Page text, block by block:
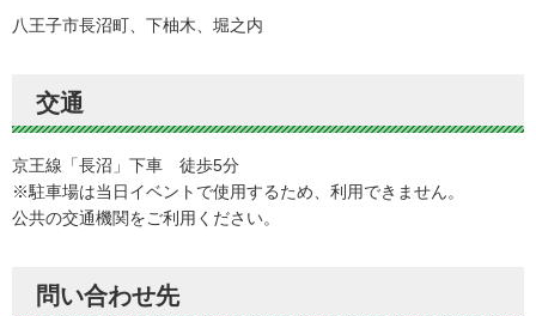
八王子市長沼町、下柚木、堀之内
交通
京王線「長沼」下車 徒歩5分
※駐車場は当日イベントで使用するため、利用できません。
公共の交通機関をご利用ください。
問い合わせ先